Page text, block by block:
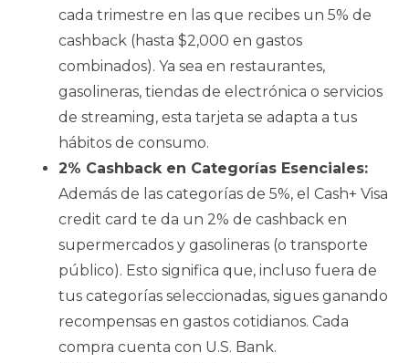
cada trimestre en las que recibes un 5% de
cashback (hasta $2,000 en gastos
combinados). Ya sea en restaurantes,
gasolineras, tiendas de electrónica o servicios
de streaming, esta tarjeta se adapta a tus
hábitos de consumo.
2% Cashback en Categorías Esenciales:
Además de las categorías de 5%, el Cash+ Visa
credit card te da un 2% de cashback en
supermercados y gasolineras (o transporte
público). Esto significa que, incluso fuera de
tus categorías seleccionadas, sigues ganando
recompensas en gastos cotidianos. Cada
compra cuenta con U.S. Bank.